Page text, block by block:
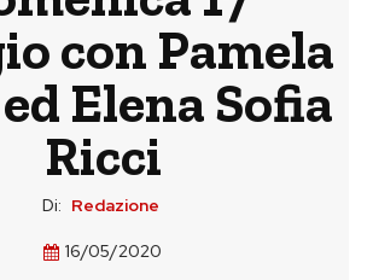
con Pamela
Elena Sofia
Ricci
Di: Redazione
16/05/2020